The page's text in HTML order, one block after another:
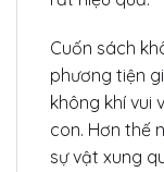
Cuốn sách
phương tiện
không khí vui
con. Hơn thế
sự vật xung